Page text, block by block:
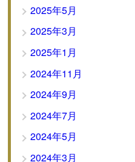
2025年5月
2025年3月
2025年1月
2024年11月
2024年9月
2024年7月
2024年5月
2024年3月